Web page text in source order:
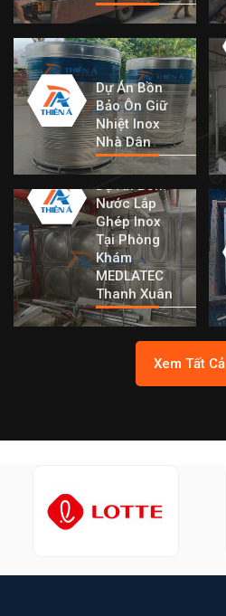
Dự Án Bồn
Bảo Ôn Giữ
Nhiệt Inox
Nhà Dân
Dự Án Bồn
Nước Lắp
Ghép Inox
Tại Phòng
Khám
MEDLATEC
Thanh Xuân
Xem Tất Cả